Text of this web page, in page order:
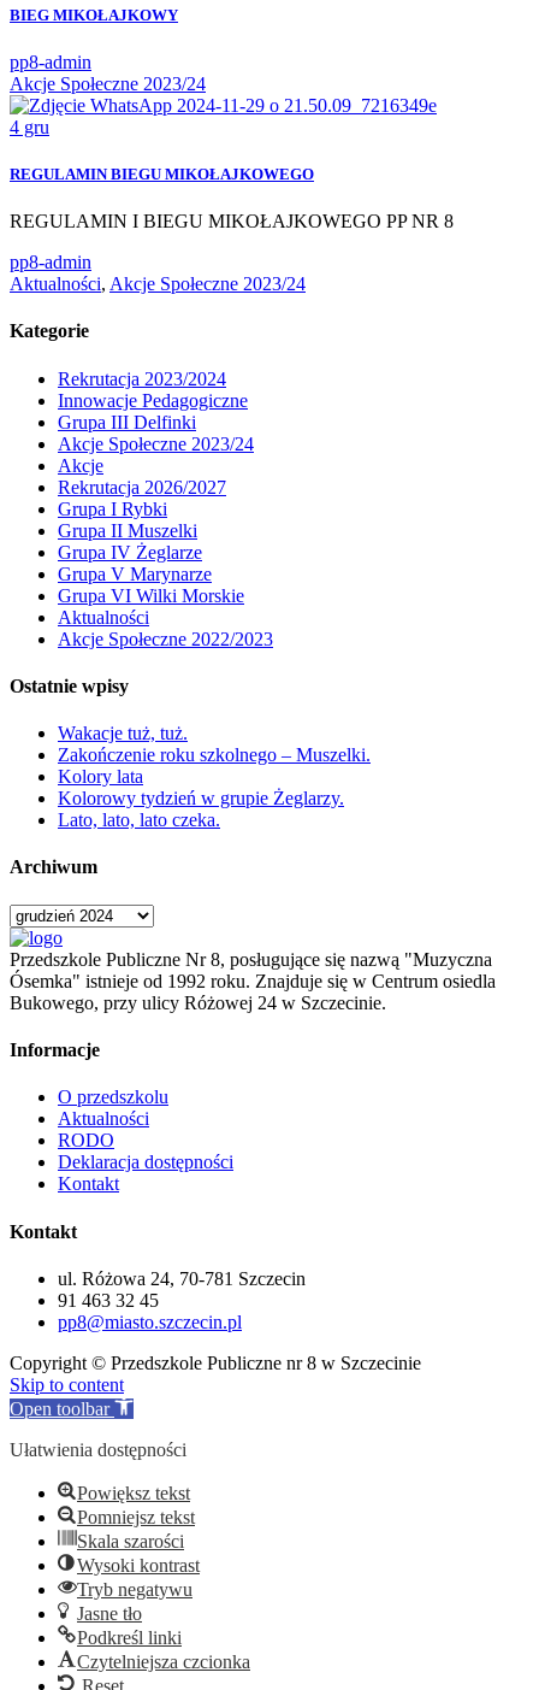
BIEG MIKOŁAJKOWY
pp8-admin
Akcje Społeczne 2023/24
4 gru
REGULAMIN BIEGU MIKOŁAJKOWEGO
REGULAMIN I BIEGU MIKOŁAJKOWEGO PP NR 8
pp8-admin
Aktualności, Akcje Społeczne 2023/24
Kategorie
Rekrutacja 2023/2024
Innowacje Pedagogiczne
Grupa III Delfinki
Akcje Społeczne 2023/24
Akcje
Rekrutacja 2026/2027
Grupa I Rybki
Grupa II Muszelki
Grupa IV Żeglarze
Grupa V Marynarze
Grupa VI Wilki Morskie
Aktualności
Akcje Społeczne 2022/2023
Ostatnie wpisy
Wakacje tuż, tuż.
Zakończenie roku szkolnego – Muszelki.
Kolory lata
Kolorowy tydzień w grupie Żeglarzy.
Lato, lato, lato czeka.
Archiwum
Archiwum
Przedszkole Publiczne Nr 8, posługujące się nazwą "Muzyczna
Ósemka" istnieje od 1992 roku. Znajduje się w Centrum osiedla
Bukowego, przy ulicy Różowej 24 w Szczecinie.
Informacje
O przedszkolu
Aktualności
RODO
Deklaracja dostępności
Kontakt
Kontakt
ul. Różowa 24, 70-781 Szczecin
91 463 32 45
pp8@miasto.szczecin.pl
Copyright © Przedszkole Publiczne nr 8 w Szczecinie
Skip to content
Open toolbar
Ułatwienia dostępności
Powiększ tekst
Pomniejsz tekst
Skala szarości
Wysoki kontrast
Tryb negatywu
Jasne tło
Podkreśl linki
Czytelniejsza czcionka
Reset